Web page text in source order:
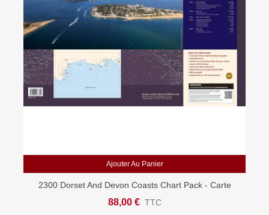
Ajouter Au Panier
2300 Dorset And Devon Coasts Chart Pack - Carte
Marine Imray
88,00 € TTC